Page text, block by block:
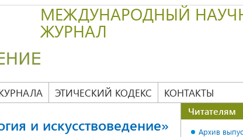
МЕЖДУНАРОДНЫЙ
ЖУРНАЛ
ЭТИЧЕСКИЙ КОДЕКС КОНТАКТЫ
и искусствоведение»
Читателям
Архив